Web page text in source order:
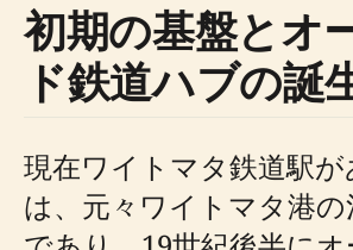
初期の基盤とオ
ド鉄道ハブの誕
現在ワイトマタ鉄道駅
は、元々ワイトマタ港